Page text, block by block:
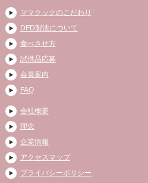
ママクックのこだわり
DFD製法について
食べさせ方
試供品応募
会員案内
FAQ
会社概要
理念
企業情報
アクセスマップ
プライバシーポリシー